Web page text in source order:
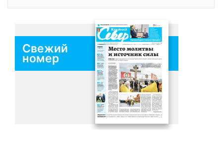
Свежий
номер